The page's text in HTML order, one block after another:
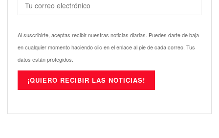
Al suscribirte, aceptas recibir nuestras noticias diarias. Puedes darte de baja
en cualquier momento haciendo clic en el enlace al pie de cada correo. Tus
datos están protegidos.